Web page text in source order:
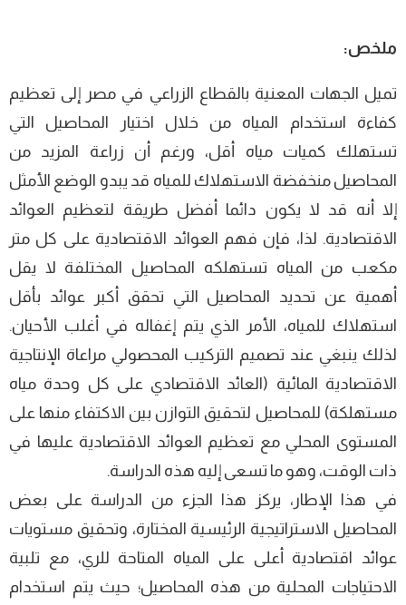
ملخص:
تمیل الجھات المعنیة بالقطاع الزراعي في مصر إلى تعظیم
كفاءة استخدام المیاه من خلال اختیار المحاصیل التي
تستھلك كمیات میاه أقل، ورغم أن زراعة المزید من
المحاصیل منخفضة الاستھلاك للمیاه قد یبدو الوضع الأمثل
إلا أنه قد لا یكون دائما أفضل طریقة لتعظیم العوائد
الاقتصادیة. لذا، فإن فھم العوائد الاقتصادیة على كل متر
مكعب من المیاه تستھلكه المحاصیل المختلفة لا یقل
أهمیة عن تحدید المحاصیل التي تحقق أكبر عوائد بأقل
استھلاك للمیاه، الأمر الذي یتم إغفاله في أغلب الأحیان.
لذلك ینبغي عند تصمیم التركیب المحصولي مراعاة الإنتاجیة
الاقتصادیة المائیة (العائد الاقتصادي على كل وحدة میاه
مستھلكة) للمحاصیل لتحقیق التوازن بین الاكتفاء منھا على
المستوى المحلي مع تعظیم العوائد الاقتصادیة علیھا في
ذات الوقت، وهو ما تسعى إلیه هذه الدراسة.
في هذا الإطار، یركز هذا الجزء من الدراسة على بعض
المحاصیل الاستراتیجیة الرئیسیة المختارة، وتحقیق مستویات
عوائد اقتصادیة أعلى على المیاه المتاحة للري، مع تلبیة
الاحتیاجات المحلیة من هذه المحاصیل؛ حیث یتم استخدام